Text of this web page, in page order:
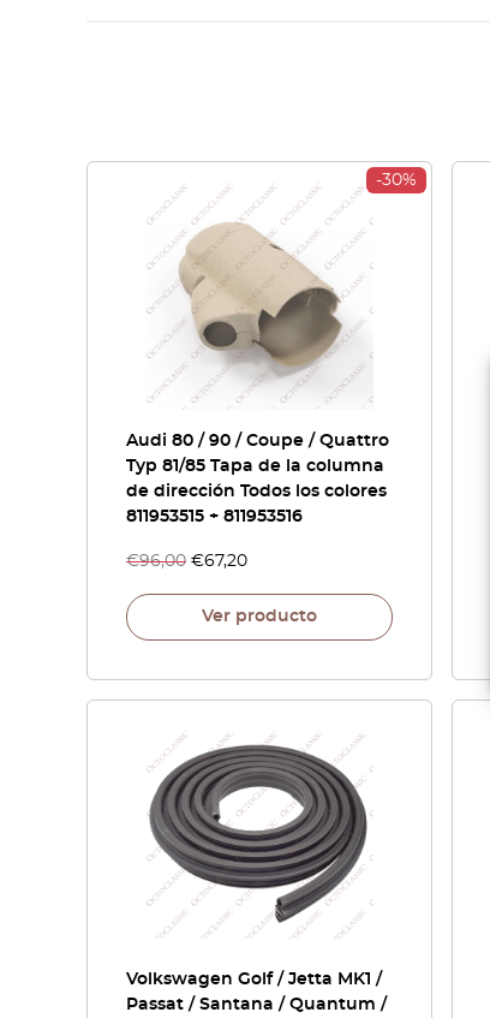
-30%
Audi 80 / 90 / Coupe / Quattro
Typ 81/85 Tapa de la columna
de dirección Todos los colores
811953515 + 811953516
€96,00 €67,20
Ver producto
Volkswagen Golf / Jetta MK1 /
Passat / Santana / Quantum /